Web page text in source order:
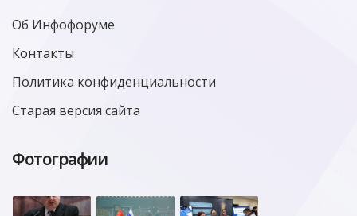
Об Инфофоруме
Контакты
Политика конфиденциальности
Старая версия сайта
Фотографии